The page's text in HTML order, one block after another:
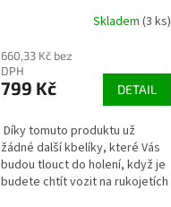
podpěra pro kbelíky o
Skladem (3 ks)
660,33 Kč bez
DPH
799 Kč DETAIL
Díky tomuto produktu už
žádné další kbelíky, které Vás
budou tlouct do holení, když je
budete chtít vozit na rukojetích